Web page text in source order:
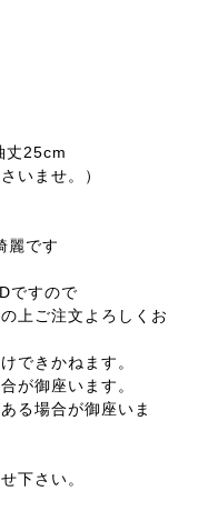
丈25cm
いませ。）
麗です
ですので
上ご注文よろしくお
できかねます。
が御座います。
る場合が御座いま
下さい。